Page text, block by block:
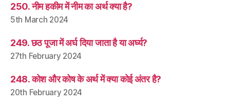
250. नीम हकीम में नीम का अर्थ क्या है?
5th March 2024
249. छठ पूजा में अर्घ दिया जाता है या अर्घ्य?
27th February 2024
248. कोश और कोष के अर्थ में क्या कोई अंतर है?
20th February 2024